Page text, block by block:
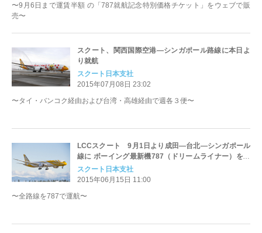
〜9月6日まで運賃半額 の「787就航記念特別価格チケット」をウェブで販
売〜
スクート、関西国際空港—シンガポール路線に本日よ
り就航
スクート日本支社
2015年07月08日 23:02
〜タイ・バンコク経由および台湾・高雄経由で週各３便〜
LCCスクート 9月1日より成田—台北—シンガポール
線に ボーイング最新機787（ドリームライナー）を投
入
スクート日本支社
2015年06月15日 11:00
〜全路線を787で運航〜